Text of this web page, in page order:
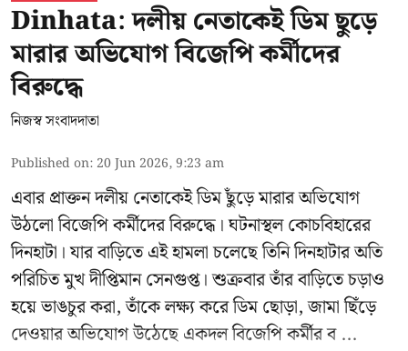
Dinhata: দলীয় নেতাকেই ডিম ছুড়ে
মারার অভিযোগ বিজেপি কর্মীদের
বিরুদ্ধে
নিজস্ব সংবাদদাতা
Published on: 20 Jun 2026, 9:23 am
এবার প্রাক্তন দলীয় নেতাকেই ডিম ছুঁড়ে মারার অভিযোগ
উঠলো বিজেপি কর্মীদের বিরুদ্ধে। ঘটনাস্থল কোচবিহারের
দিনহাটা। যার বাড়িতে এই হামলা চলেছে তিনি দিনহাটার অতি
পরিচিত মুখদীপ্তিমান সেনগুপ্ত।শুক্রবার তাঁর বাড়িতে চড়াও
হয়ে ভাঙচুর করা, তাঁকে লক্ষ্য করে ডিম ছোড়া, জামা ছিঁড়ে
দেওয়ার অভিযোগ উঠেছে একদল বিজেপি কর্মীর ব ...